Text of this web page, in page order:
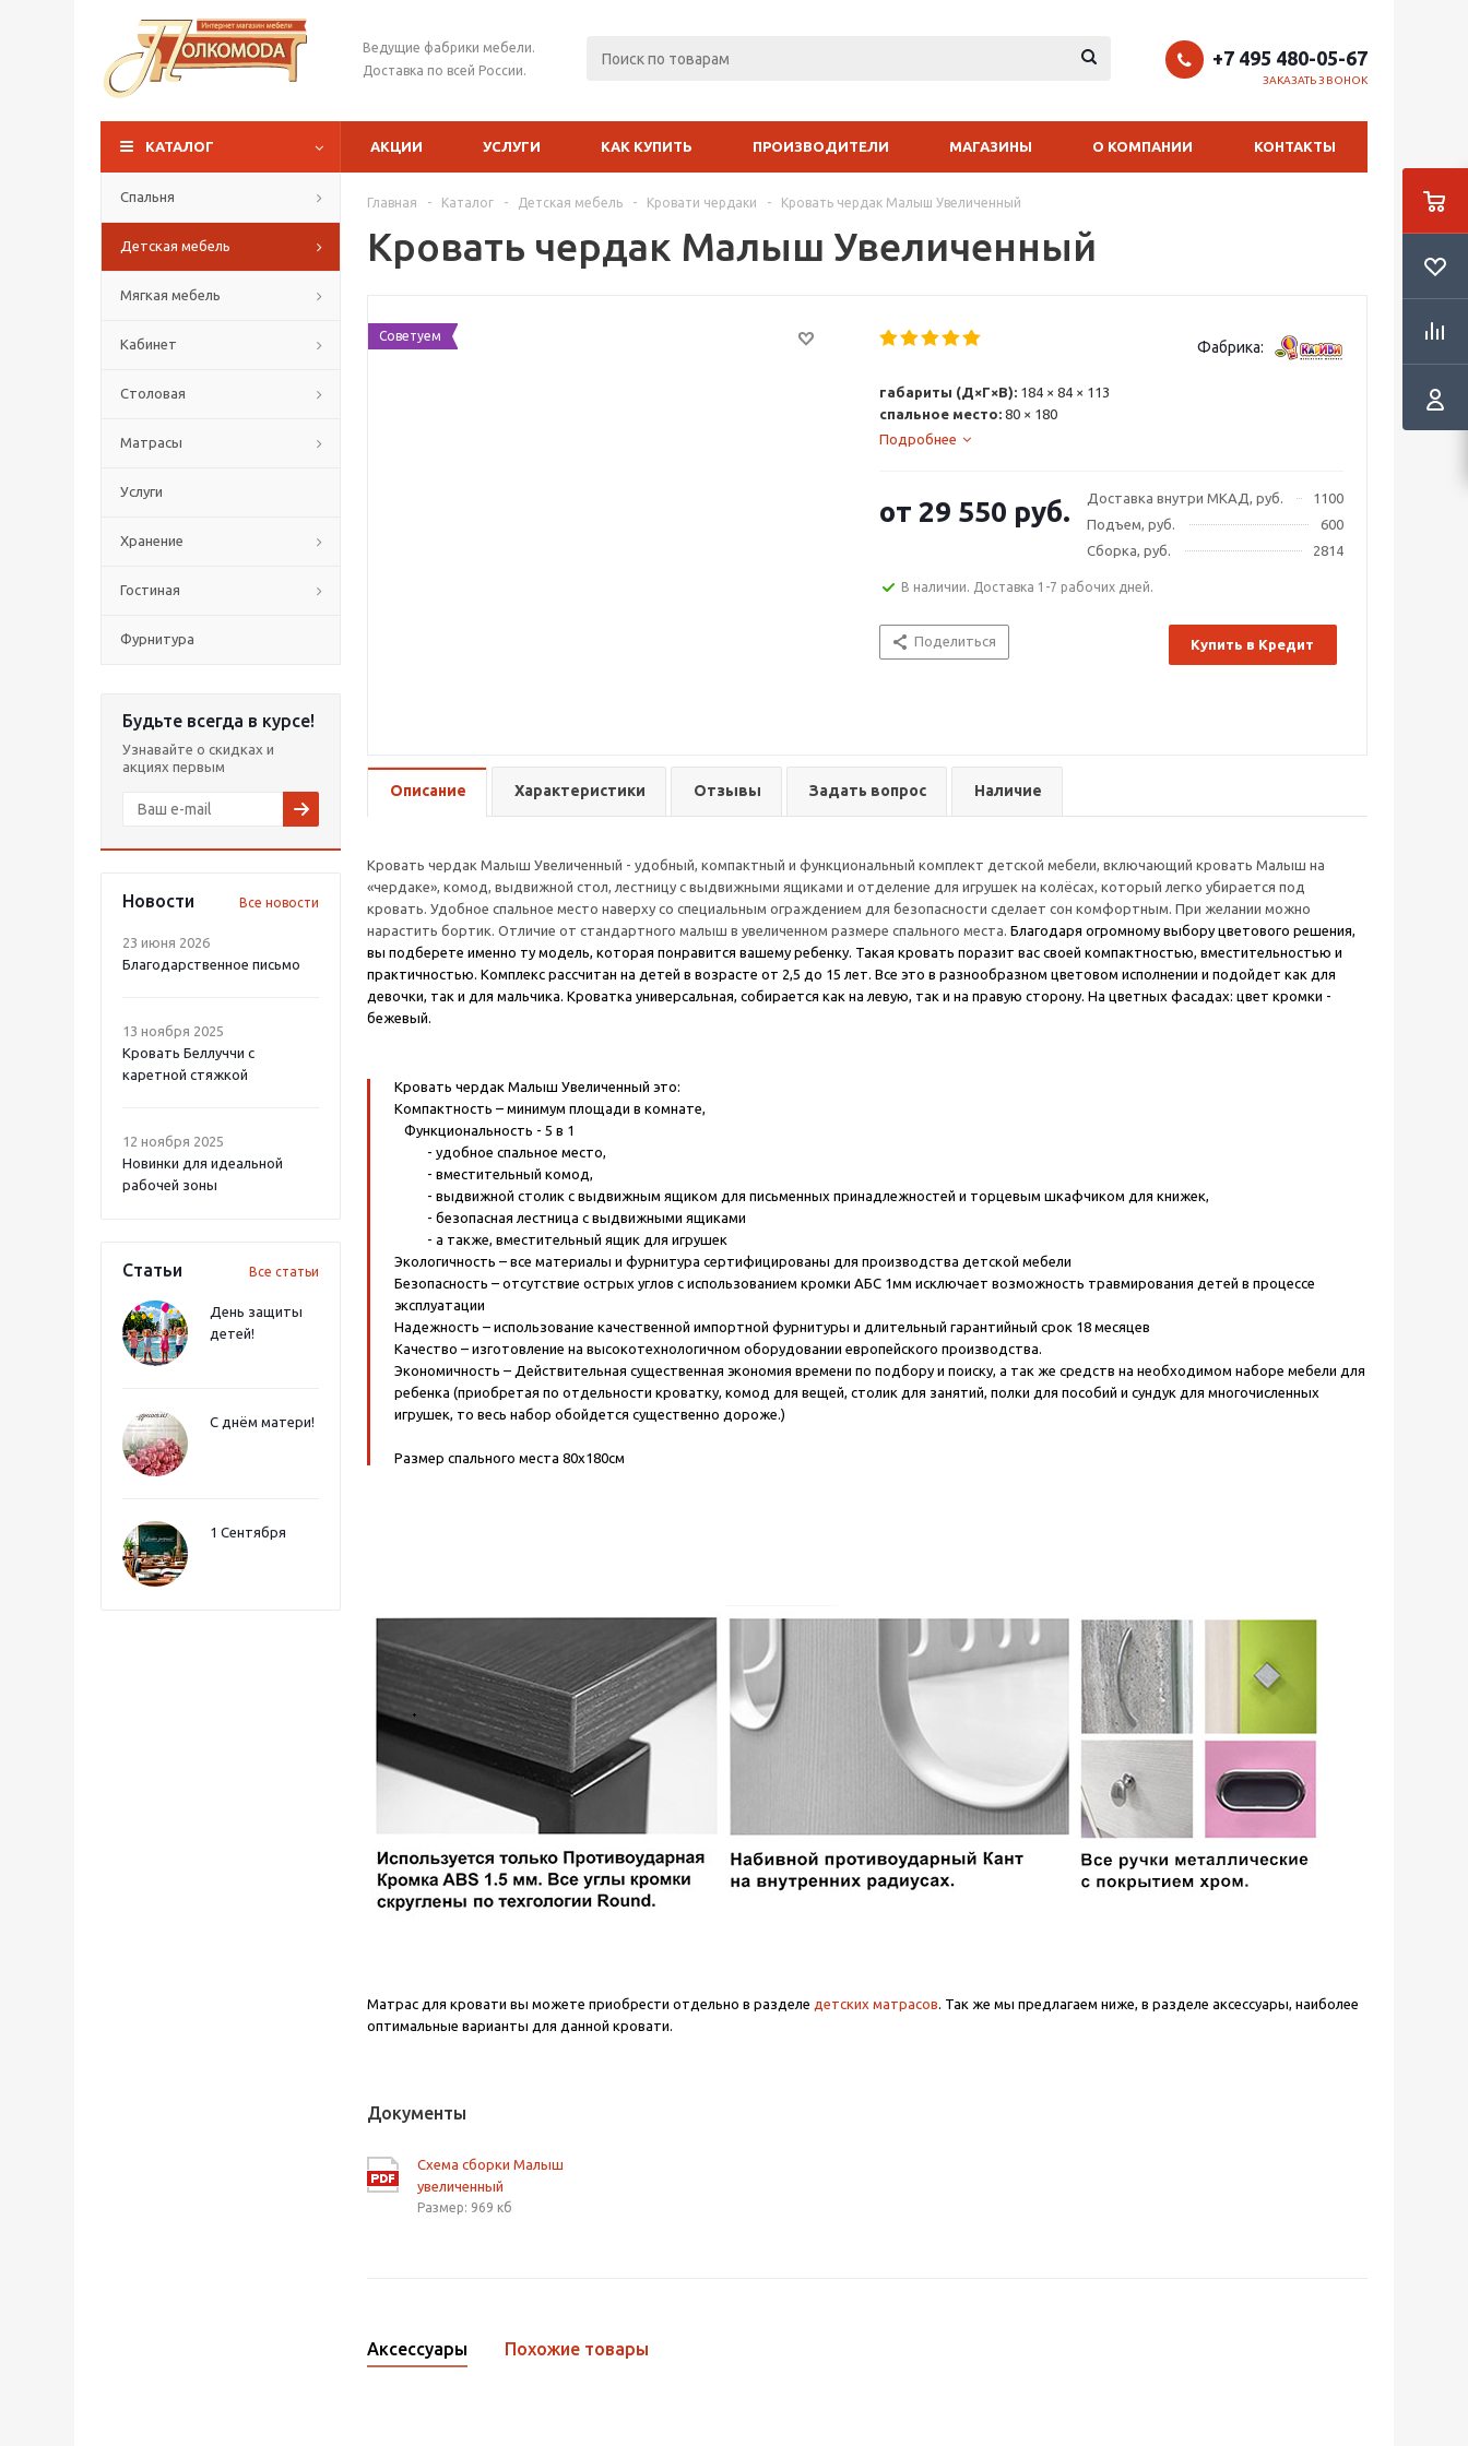
Ведущие фабрики мебели.
Доставка по всей России.
+7 495 480-05-67
ЗАКАЗАТЬ ЗВОНОК
КАТАЛОГ АКЦИИ УСЛУГИ КАК КУПИТЬ ПРОИЗВОДИТЕЛИ МАГАЗИНЫ О КОМПАНИИ КОНТАКТЫ
Спальня
Детская мебель
Мягкая мебель
Кабинет
Столовая
Матрасы
Услуги
Хранение
Гостиная
Фурнитура
Будьте всегда в курсе!
Узнавайте о скидках и
акциях первым
Новости Все новости
23 июня 2026
Благодарственное письмо
13 ноября 2025
Кровать Беллуччи с
каретной стяжкой
12 ноября 2025
Новинки для идеальной
рабочей зоны
Статьи Все статьи
День защиты
детей!
С днём матери!
1 Сентября
Главная - Каталог - Детская мебель - Кровати чердаки - Кровать чердак Малыш Увеличенный
Кровать чердак Малыш Увеличенный
Советуем
Фабрика:
габариты (Д×Г×В): 184 × 84 × 113
спальное место: 80 × 180
Подробнее
Доставка внутри МКАД, руб.
1100
Подъем, руб.
600
Сборка, руб.
2814
от 29 550 руб.
В наличии. Доставка 1-7 рабочих дней.
Поделиться Купить в Кредит
Описание Характеристики Отзывы Задать вопрос Наличие
Кровать чердак Малыш Увеличенный - удобный, компактный и функциональный комплект детской мебели, включающий кровать Малыш на
«чердаке», комод, выдвижной стол, лестницу с выдвижными ящиками и отделение для игрушек на колёсах, который легко убирается под
кровать. Удобное спальное место наверху со специальным ограждением для безопасности сделает сон комфортным. При желании можно
нарастить бортик. Отличие от стандартного малыш в увеличенном размере спального места. Благодаря огромному выбору цветового решения,
вы подберете именно ту модель, которая понравится вашему ребенку. Такая кровать поразит вас своей компактностью, вместительностью и
практичностью. Комплекс рассчитан на детей в возрасте от 2,5 до 15 лет. Все это в разнообразном цветовом исполнении и подойдет как для
девочки, так и для мальчика. Кроватка универсальная, собирается как на левую, так и на правую сторону. На цветных фасадах: цвет кромки -
бежевый.
Кровать чердак Малыш Увеличенный это:
Компактность – минимум площади в комнате,
Функциональность - 5 в 1
- удобное спальное место,
- вместительный комод,
- выдвижной столик с выдвижным ящиком для письменных принадлежностей и торцевым шкафчиком для книжек,
- безопасная лестница с выдвижными ящиками
- а также, вместительный ящик для игрушек
Экологичность – все материалы и фурнитура сертифицированы для производства детской мебели
Безопасность – отсутствие острых углов с использованием кромки АБС 1мм исключает возможность травмирования детей в процессе
эксплуатации
Надежность – использование качественной импортной фурнитуры и длительный гарантийный срок 18 месяцев
Качество – изготовление на высокотехнологичном оборудовании европейского производства.
Экономичность – Действительная существенная экономия времени по подбору и поиску, а так же средств на необходимом наборе мебели для
ребенка (приобретая по отдельности кроватку, комод для вещей, столик для занятий, полки для пособий и сундук для многочисленных
игрушек, то весь набор обойдется существенно дороже.)
Размер спального места 80х180см
Матрас для кровати вы можете приобрести отдельно в разделе детских матрасов. Так же мы предлагаем ниже, в разделе аксессуары, наиболее
оптимальные варианты для данной кровати.
Документы
Схема сборки Малыш
увеличенный
Размер: 969 кб
Аксессуары Похожие товары